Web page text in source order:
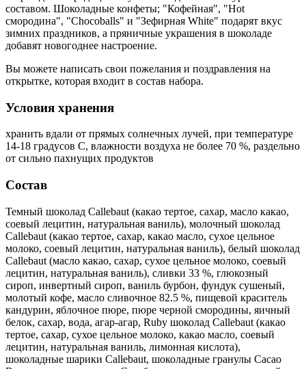
составом. Шоколадные конфеты; "Кофейная", "Hot
смородина", "Chocoballs" и "Зефирная White" подарят вкус
зимних праздников, а пряничные украшения в шоколаде
добавят новогоднее настроение.
Вы можете написать свои пожелания и поздравления на
открытке, которая входит в состав набора.
Условия хранения
хранить вдали от прямых солнечных лучей, при температуре
14-18 градусов С, влажности воздуха не более 70 %, раздельно
от сильно пахнущих продуктов
Состав
Темный шоколад Callebaut (какао тертое, сахар, масло какао,
соевый лецитин, натуральная ваниль), молочный шоколад
Callebaut (какао тертое, сахар, какао масло, сухое цельное
молоко, соевый лецитин, натуральная ваниль), белый шоколад
Callebaut (масло какао, сахар, сухое цельное молоко, соевый
лецитин, натуральная ваниль), сливки 33 %, глюкозный
сироп, инвертный сироп, ваниль бурбон, фундук сушеный,
молотый кофе, масло сливочное 82.5 %, пищевой краситель
кандурин, яблочное пюре, пюре черной смородины, яичный
белок, сахар, вода, агар-агар, Ruby шоколад Callebaut (какао
тертое, сахар, сухое цельное молоко, какао масло, соевый
лецитин, натуральная ваниль, лимонная кислота),
шоколадные шарики Callebaut, шоколадные гранулы Cacao